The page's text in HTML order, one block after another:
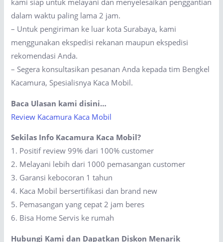
kami siap untuk melayani dan menyelesaikan penggantian
dalam waktu paling lama 2 jam.
– Untuk pengiriman ke luar kota Surabaya, kami
menggunakan ekspedisi rekanan maupun ekspedisi
rekomendasi Anda.
– Segera konsultasikan pesanan Anda kepada tim Bengkel
Kacamura, Spesialisnya Kaca Mobil.
Baca Ulasan kami disini…
Review Kacamura Kaca Mobil
Sekilas Info Kacamura Kaca Mobil?
1. Positif review 99% dari 100% customer
2. Melayani lebih dari 1000 pemasangan customer
3. Garansi kebocoran 1 tahun
4. Kaca Mobil bersertifikasi dan brand new
5. Pemasangan yang cepat 2 jam beres
6. Bisa Home Servis ke rumah
Hubungi Kami dan Dapatkan Diskon Menarik